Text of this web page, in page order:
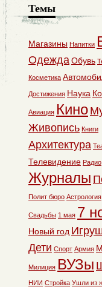
Темы
Магазины Напитки
ОдеждаОбувь
Косметика
Достижения Наука
Авиация Кино
Живопись Книги
Архитектура
Телевидение Радио
Журналы
Полит бюро Астрология
Свадьбы 1 мая 7
Новый год
Дети Спорт Армия
Милиция ВУЗы
НИИ Стройка Ушли из